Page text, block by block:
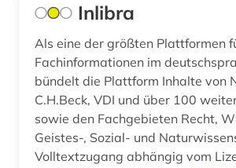
Inlibra
Als eine der größten Plattformen
Fachinformationen im
bündelt die Plattform Inhalte von
C.H.Beck, VDI und über 100
sowie den Fachgebieten Recht,
Geistes-, Sozial- und
Volltextzugang abhängig vom